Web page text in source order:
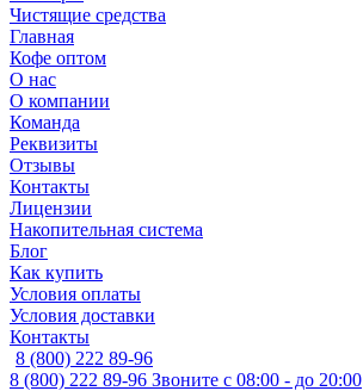
Чистящие средства
Главная
Кофе оптом
О нас
О компании
Команда
Реквизиты
Отзывы
Контакты
Лицензии
Накопительная система
Блог
Как купить
Условия оплаты
Условия доставки
Контакты
8 (800) 222 89-96
8 (800) 222 89-96 Звоните с 08:00 - до 20:00